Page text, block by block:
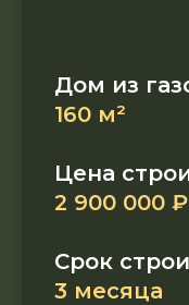
Дом из
160 м²
Цена
2 900 000 ₽
Срок
3 месяца